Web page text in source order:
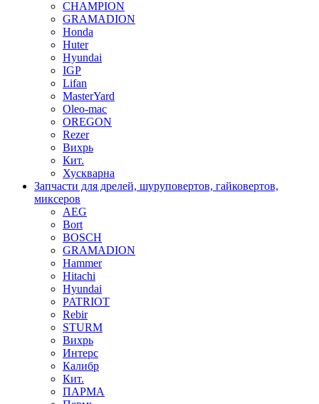
CHAMPION
GRAMADION
Honda
Huter
Hyundai
IGP
Lifan
MasterYard
Oleo-mac
OREGON
Rezer
Вихрь
Кит.
Хускварна
Запчасти для дрелей, шуруповертов, гайковертов,
миксеров
AEG
Bort
BOSCH
GRAMADION
Hammer
Hitachi
Hyundai
PATRIOT
Rebir
STURM
Вихрь
Интерс
Калибр
Кит.
ПАРМА